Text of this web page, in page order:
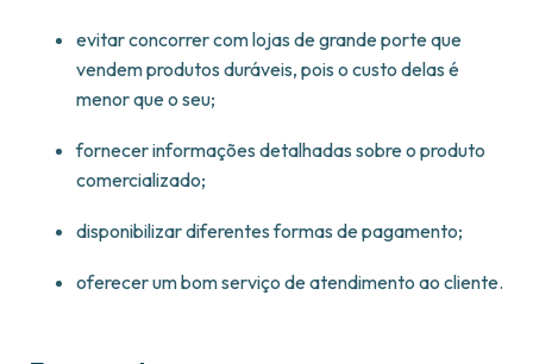
evitar concorrer com lojas de grande porte que
vendem produtos duráveis, pois o custo delas é
menor que o seu;
fornecer informações detalhadas sobre o produto
comercializado;
disponibilizar diferentes formas de pagamento;
oferecer um bom serviço de atendimento ao cliente.